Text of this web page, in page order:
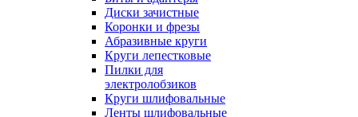
Диски зачистные
Коронки и фрезы
Абразивные круги
Круги лепестковые
Пилки для
электролобзиков
Круги шлифовальные
Ленты шлифовальные